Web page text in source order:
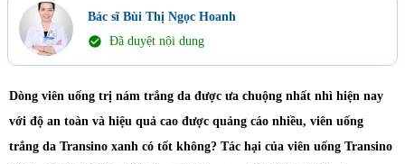
Bác sĩ Bùi Thị Ngọc Hoanh
check_circle Đã duyệt nội dung
Dòng viên uống trị nám trắng da được ưa chuộng nhất nhì hiện nay
với độ an toàn và hiệu quả cao được quảng cáo nhiều, viên uống
trắng da Transino xanh có tốt không? Tác hại của viên uống Transino